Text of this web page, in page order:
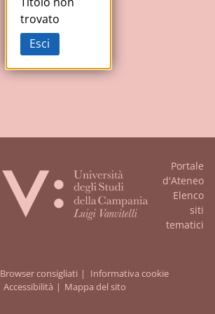
Portale
d'Ateneo
Elenco
siti
tematici
Browser consigliati
Informativa cookie
Accessibilità
Mappa del sito
trovato
Esci